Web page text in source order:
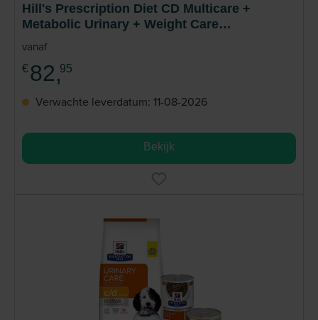
Hill's Prescription Diet CD Multicare +
Metabolic Urinary + Weight Care
vanaf
€ 82,95
Verwachte leverdatum: 11-08-2026
Bekijk